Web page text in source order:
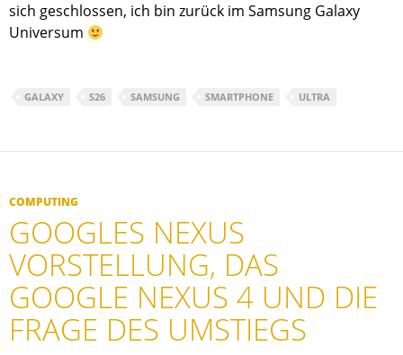
sich geschlossen, ich bin zurück im Samsung Galaxy
Universum
GALAXY S26 SAMSUNG SMARTPHONE ULTRA
COMPUTING
GOOGLES NEXUS
VORSTELLUNG, DAS
GOOGLE NEXUS 4 UND DIE
FRAGE DES UMSTIEGS